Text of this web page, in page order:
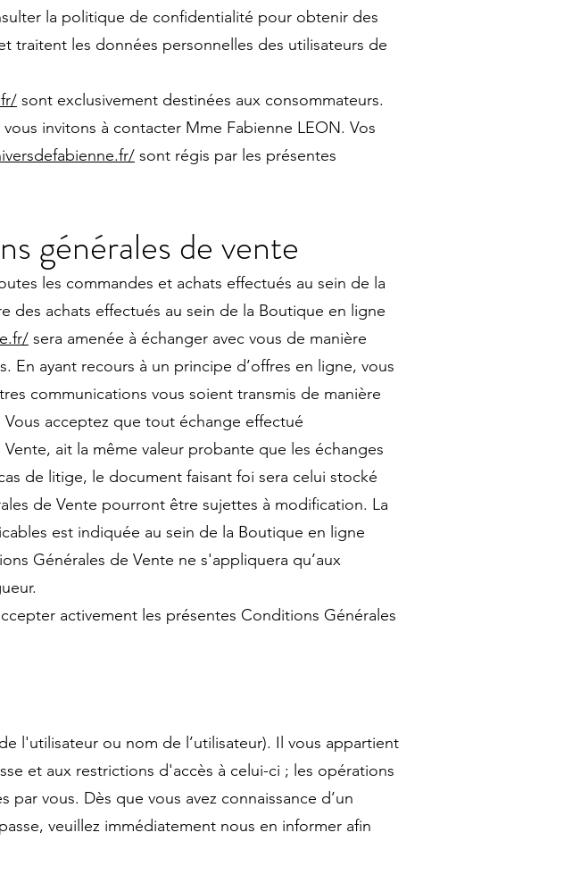
la politique de confidentialité pour obtenir des
traitent les données personnelles des utilisateurs de
sont exclusivement destinées aux consommateurs.
invitons à contacter Mme Fabienne LEON. Vos
sont régis par les présentes
générales de vente
les commandes et achats effectués au sein de la
des achats effectués au sein de la Boutique en ligne
sera amenée à échanger avec vous de manière
En ayant recours à un principe d’offres en ligne, vous
communications vous soient transmis de manière
acceptez que tout échange effectué
ait la même valeur probante que les échanges
de litige, le document faisant foi sera celui stocké
de Vente pourront être sujettes à modification. La
est indiquée au sein de la Boutique en ligne
Générales de Vente ne s'appliquera qu’aux
activement les présentes Conditions Générales
l'utilisateur ou nom de l’utilisateur). Il vous appartient
et aux restrictions d'accès à celui-ci ; les opérations
vous. Dès que vous avez connaissance d’un
veuillez immédiatement nous en informer afin